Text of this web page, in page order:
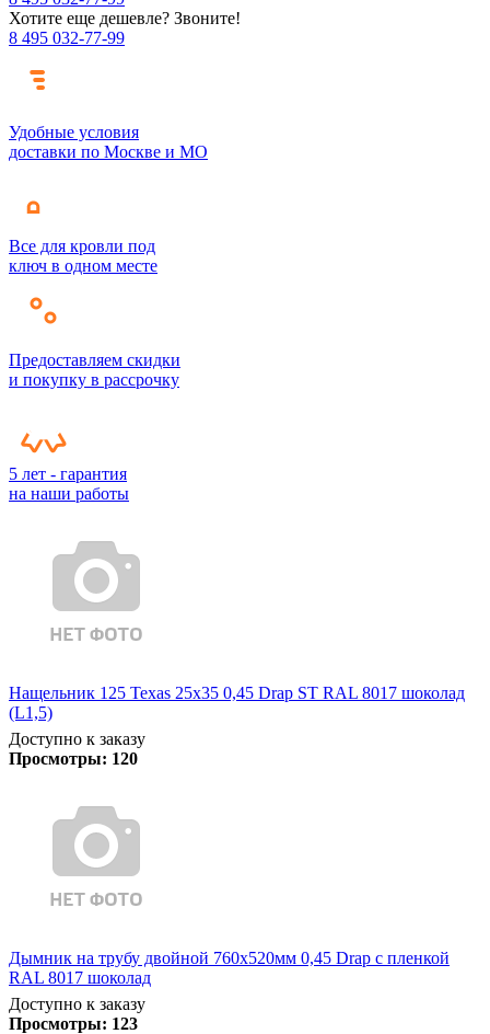
Хотите еще дешевле? Звоните!
8 495 032-77-99
Удобные условия
доставки по Москве и МО
Все для кровли под
ключ в одном месте
Предоставляем скидки
и покупку в рассрочку
5 лет - гарантия
на наши работы
Нащельник 125 Texas 25х35 0,45 Drap ST RAL 8017 шоколад
(L1,5)
Доступно к заказу
Просмотры: 120
Дымник на трубу двойной 760х520мм 0,45 Drap с пленкой
RAL 8017 шоколад
Доступно к заказу
Просмотры: 123